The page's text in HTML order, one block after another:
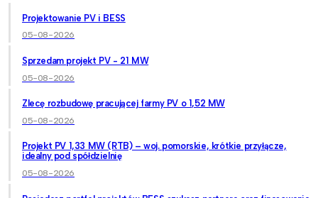
Projektowanie PV i BESS
05-08-2026
Sprzedam projekt PV - 21 MW
05-08-2026
Zlecę rozbudowę pracującej farmy PV o 1,52 MW
05-08-2026
Projekt PV 1,33 MW (RTB) – woj. pomorskie, krótkie przyłącze,
idealny pod spółdzielnię
05-08-2026